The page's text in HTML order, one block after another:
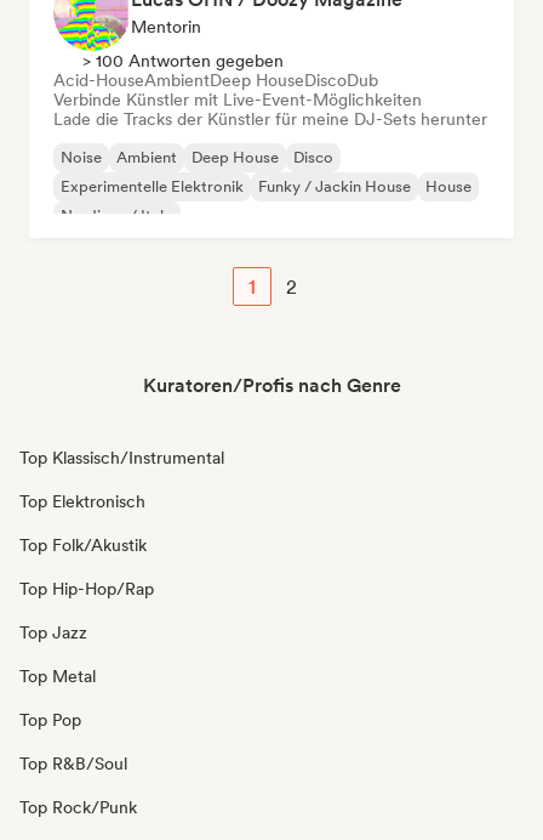
Mentorin
> 100 Antworten gegeben
Acid-HouseAmbientDeep HouseDiscoDub
Verbinde Künstler mit Live-Event-Möglichkeiten
Lade die Tracks der Künstler für meine DJ-Sets herunter
Noise Ambient Deep House
Disco
Experimentelle Elektronik
Funky / Jackin House
House
Nu-disco / Italo
1 2
Kuratoren/Profis nach Genre
Top Klassisch/Instrumental
Top Elektronisch
Top Folk/Akustik
Top Hip-Hop/Rap
Top Jazz
Top Metal
Top Pop
Top R&B/Soul
Top Rock/Punk